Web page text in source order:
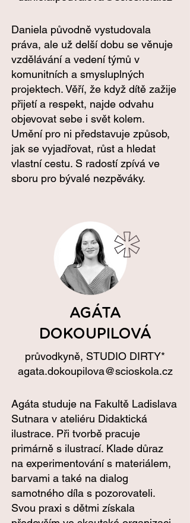
Daniela původně vystudovala
práva, ale už delší dobu se věnuje
vzdělávání a vedení týmů v
komunitních a smysluplných
projektech. Věří, že když dítě zažije
přijetí a respekt, najde odvahu
objevovat sebe i svět kolem.
Umění pro ni představuje způsob,
jak se vyjadřovat, růst a hledat
vlastní cestu. S radostí zpívá ve
sboru pro bývalé nezpěváky.
AGÁTA
DOKOUPILOVÁ
průvodkyně, STUDIO DIRTY*
agata.dokoupilova@scioskola.cz
Agáta studuje na Fakultě Ladislava
Sutnara v ateliéru Didaktická
ilustrace. Při tvorbě pracuje
primárně s ilustrací. Klade důraz
na experimentování s materiálem,
barvami a také na dialog
samotného díla s pozorovateli.
Svou praxi s dětmi získala